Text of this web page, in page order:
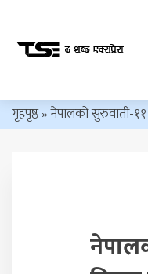
गृहपृष्ठ»नेपालको सुरुवाती-११